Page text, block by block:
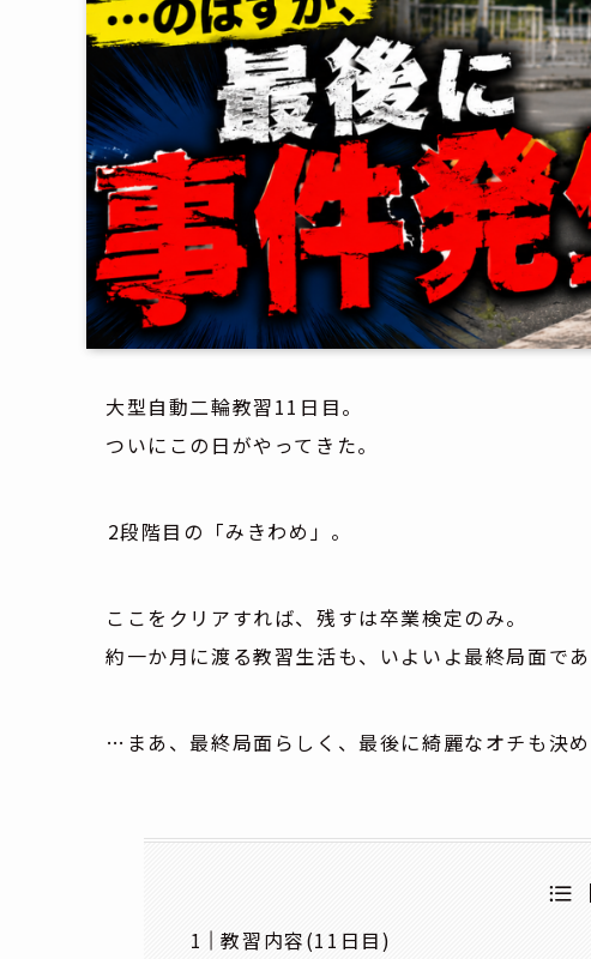
大型自動二輪教習11日目。
ついにこの日がやってきた。
――2段階目の「みきわめ」。
ここをクリアすれば、残すは卒業検定のみ。
約一か月に渡る教習生活も、いよいよ最終局面であ
…まあ、最終局面らしく、最後に綺麗なオチも決め
教習内容(11日目)